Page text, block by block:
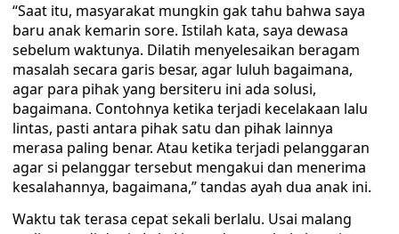
“Saat itu, masyarakat mungkin gak tahu bahwa saya
baru anak kemarin sore. Istilah kata, saya dewasa
sebelum waktunya. Dilatih menyelesaikan beragam
masalah secara garis besar, agar luluh bagaimana,
agar para pihak yang bersiteru ini ada solusi,
bagaimana. Contohnya ketika terjadi kecelakaan lalu
lintas, pasti antara pihak satu dan pihak lainnya
merasa paling benar. Atau ketika terjadi pelanggaran
agar si pelanggar tersebut mengakui dan menerima
kesalahannya, bagaimana,” tandas ayah dua anak ini.
Waktu tak terasa cepat sekali berlalu. Usai malang